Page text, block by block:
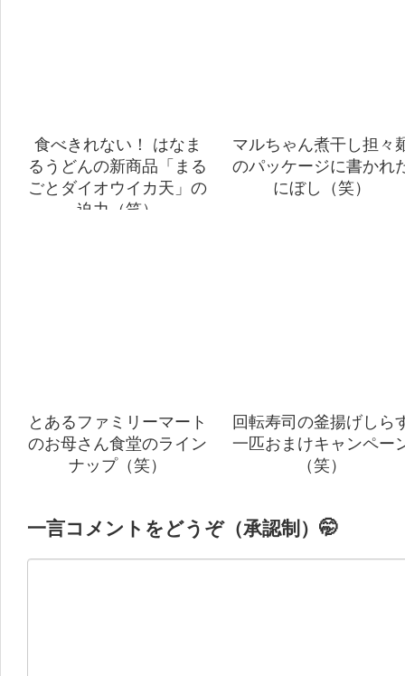
食べきれない！ はなま
るうどんの新商品「まる
ごとダイオウイカ天」の
迫力（笑）
マルちゃん煮干し担々
のパッケージに書かれ
にぼし（笑）
とあるファミリーマート
のお母さん食堂のライン
ナップ（笑）
回転寿司の釜揚げしら
一匹おまけキャンペー
（笑）
一言コメントをどうぞ（承認制）🤭